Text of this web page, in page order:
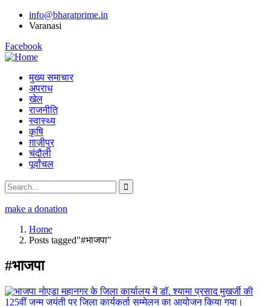
info@bharatprime.in
Varanasi
Facebook
मुख्य समाचार
अपराध
खेल
राजनीति
स्वास्थ्य
कृषि
ग़ाज़ीपुर
चंदौली
पूर्वांचल
make a donation
Home
Posts tagged"#भाजपा"
#भाजपा